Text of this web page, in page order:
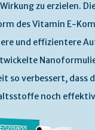
zu erzielen.
des Vitamin E-
und effizientere
so verbessert, dass
noch